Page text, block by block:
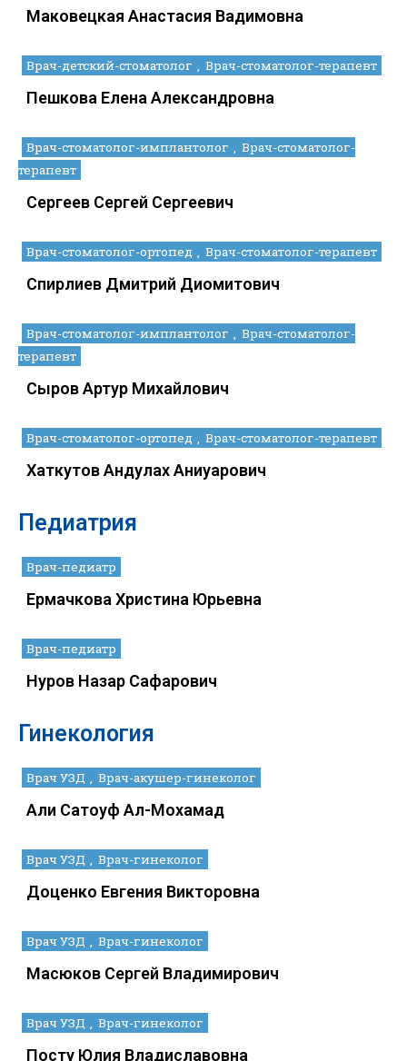
Маковецкая Анастасия Вадимовна
Врач-детский-стоматолог Врач-стоматолог-терапевт
Пешкова Елена Александровна
Врач-стоматолог-имплантолог
Врач-стоматолог-
терапевт
Сергеев Сергей Сергеевич
Врач-стоматолог-ортопед Врач-стоматолог-терапевт
Спирлиев Дмитрий Диомитович
Врач-стоматолог-имплантолог
Врач-стоматолог-
терапевт
Сыров Артур Михайлович
Врач-стоматолог-ортопед Врач-стоматолог-терапевт
Хаткутов Андулах Аниуарович
Педиатрия
Врач-педиатр
Ермачкова Христина Юрьевна
Врач-педиатр
Нуров Назар Сафарович
Гинекология
Врач УЗД Врач-акушер-гинеколог
Али Сатоуф Ал-Мохамад
Врач УЗД Врач-гинеколог
Доценко Евгения Викторовна
Врач УЗД Врач-гинеколог
Масюков Сергей Владимирович
Врач УЗД Врач-гинеколог
Посту Юлия Владиславовна